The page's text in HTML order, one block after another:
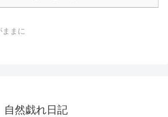
ままに
自然戯れ日記